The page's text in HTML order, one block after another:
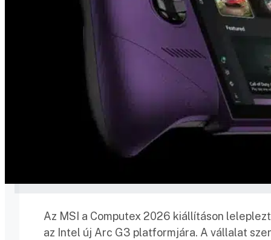
Az MSI a Computex 2026 kiállításon
az Intel új Arc G3 platformjára. A vállalat